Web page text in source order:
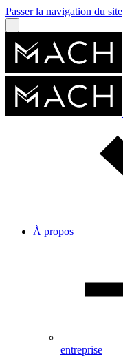
Passer la navigation du site
À propos
entreprise